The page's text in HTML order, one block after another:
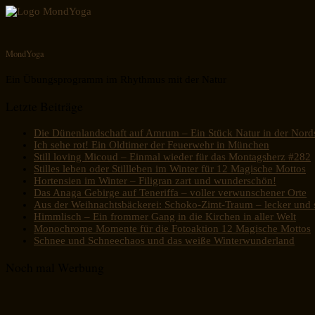
MondYoga
Die Dünenlandschaft auf Amrum – Ein Stück Natur in der
Ich sehe rot! Ein Oldtimer der Feuerwehr in München
Still loving Micoud – Einmal wieder für das Montagsherz #282
Stilles leben oder Stillleben im Winter für 12 Magische Mottos
Hortensien im Winter – Filigran zart und wunderschön!
Das Anaga Gebirge auf Teneriffa – voller verwunschener Orte
Aus der Weihnachtsbäckerei: Schoko-Zimt-Traum – lecker und
Himmlisch – Ein frommer Gang in die Kirchen in aller Welt
Monochrome Momente für die Fotoaktion 12 Magische Mottos
Schnee und Schneechaos und das weiße Winterwunderland